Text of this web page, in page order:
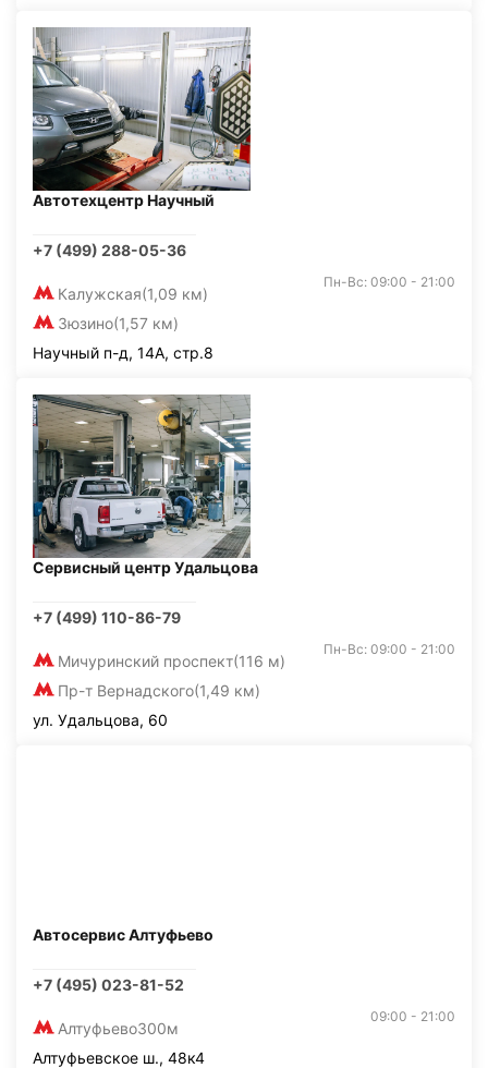
Автотехцентр Научный
+7 (499) 288-05-36
Калужская(1,09 км)
Зюзино(1,57 км)
Пн-Вс: 09:00 - 21:00
Научный п-д, 14А, стр.8
Сервисный центр Удальцова
+7 (499) 110-86-79
Мичуринский проспект(116 м)
Пр-т Вернадского(1,49 км)
Пн-Вс: 09:00 - 21:00
ул. Удальцова, 60
Автосервис Алтуфьево
+7 (495) 023-81-52
Алтуфьево300м
09:00 - 21:00
Алтуфьевское ш., 48к4